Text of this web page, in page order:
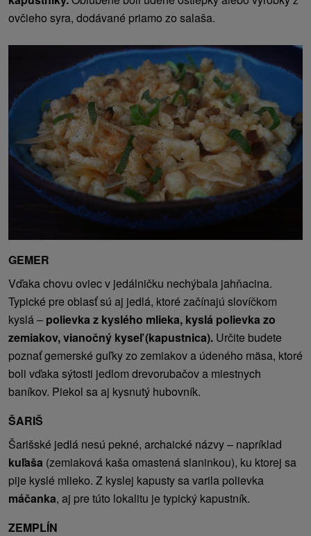
ovčieho syra, dodávané priamo zo salaša.
GEMER
Vďaka chovu oviec v jedálničku nechýbala jahňacina.
Typické pre oblasť sú aj jedlá, ktoré začínajú slovíčkom
kyslá – polievka z kyslého mlieka, kyslá polievka zo
zemiakov, vianočný kyseľ (kapustnica). Určite budete
poznať gemerské guľky zo zemiakov a údeného mäsa, ktoré
boli vďaka sýtosti jedlom drevorubačov a miestnych
baníkov. Piekol sa aj kysnutý hubovník.
ŠARIŠ
Šarišské jedlá nesú pekné, archaické názvy – napríklad
kuľaša (zemiaková kaša omastená slaninkou), ku ktorej sa
pije kyslé mlieko. Z kyslej kapusty sa varila polievka
máčanka, aj pre túto lokalitu je typický kapustník.
ZEMPLÍN